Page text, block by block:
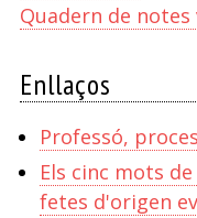
Quadern de notes
Enllaços
Professó,
Els cinc mots
fetes d'origen